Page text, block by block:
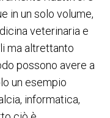
in un solo volume,
veterinaria e
ma altrettanto
possono avere a
un esempio
informatica,